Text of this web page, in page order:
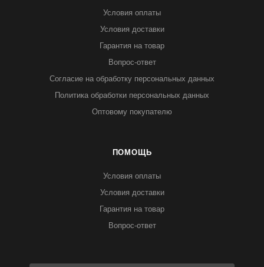
Условия оплаты
Условия доставки
Гарантия на товар
Вопрос-ответ
Согласие на обработку персональных данных
Политика обработки персональных данных
Оптовому покупателю
ПОМОЩЬ
Условия оплаты
Условия доставки
Гарантия на товар
Вопрос-ответ